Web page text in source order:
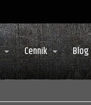
Cennik Blog